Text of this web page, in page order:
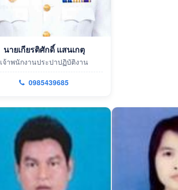
นายเกียรติศักดิ์ แสนเกตุ
เจ้าพนักงานประปาปฏิบัติงาน
0985439685